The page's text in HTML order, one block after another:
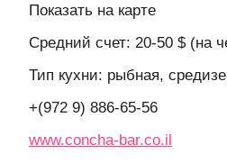
Показать на карте
Средний счет: 20-50 $ (на
Тип кухни: рыбная,
+(972 9) 886-65-56
www.concha-bar.co.il